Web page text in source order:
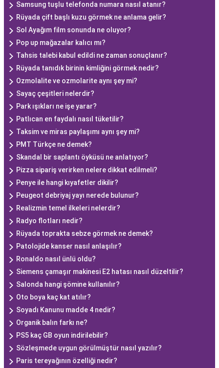
Samsung tuşlu telefonda numara nasıl atanır?
Rüyada çift başlı kuzu görmek ne anlama gelir?
Sol Ayağım film sonunda ne oluyor?
Pop up mağazalar kalıcı mı?
Tahsis talebi kabul edildi ne zaman sonuçlanır?
Rüyada tanıdık birinin kimliğini görmek nedir?
Ozmolalite ve ozmolarite aynı şey mi?
Sayaç çeşitleri nelerdir?
Park ışıkları ne işe yarar?
Patlıcan en faydalı nasıl tüketilir?
Taksim ve miras paylaşımı aynı şey mi?
PMT Türkçe ne demek?
Skandal bir saplantı öyküsü ne anlatıyor?
Pizza sipariş verirken nelere dikkat edilmeli?
Penye ile hangi kıyafetler dikilir?
Peugeot debriyaj yayı nerede bulunur?
Realizmin temel ilkeleri nelerdir?
Radyo flotları nedir?
Rüyada toprakta sebze görmek ne demek?
Patolojide kanser nasıl anlaşılır?
Ronaldo nasıl ünlü oldu?
Siemens çamaşır makinesi E2 hatası nasıl düzeltilir?
Salonda hangi şömine kullanılır?
Oto boya kaç kat atılır?
Soyadı Kanunu madde 4 nedir?
Organik balın farkı ne?
PS5 kaç GB oyun indirilebilir?
Sözleşmede uygun görülmüştür nasıl yazılır?
Paris tereyağının özelliği nedir?